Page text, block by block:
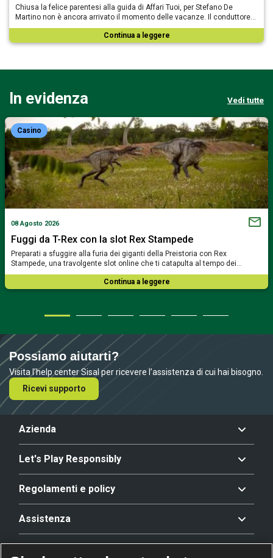
Chiusa la felice parentesi alla guida di Affari Tuoi, per Stefano De
Martino non è ancora arrivato il momento delle vacanze. Il conduttore…
Continua a leggere
In evidenza Vedi tutte
Casino
08 Agosto 2026
Fuggi da T-Rex con la slot Rex Stampede
Preparati a sfuggire alla furia dei giganti della Preistoria con Rex
Stampede, una travolgente slot online che ti catapulta al tempo dei…
Continua a leggere
Possiamo aiutarti?
Visita l’help center Sisal per ricevere l’assistenza di cui hai bisogno.
Ricevi supporto
Azienda
Let's Play Responsibly
Regolamenti e policy
Assistenza